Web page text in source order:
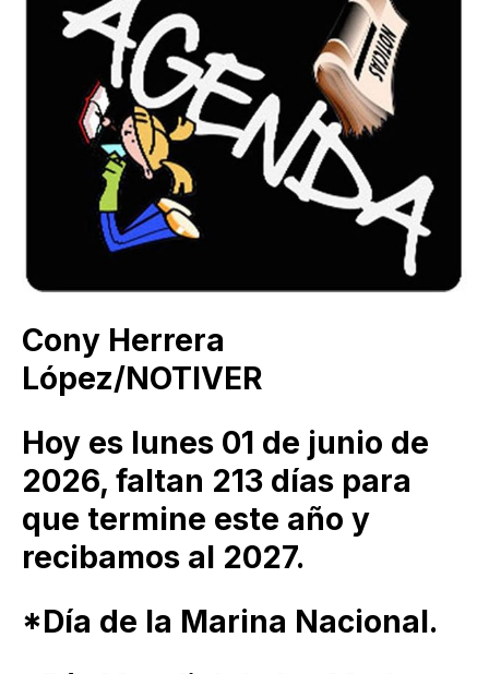
Cony Herrera
López/NOTIVER
Hoy es lunes 01 de junio de
2026, faltan 213 días para
que termine este año y
recibamos al 2027.
*Día de la Marina Nacional.